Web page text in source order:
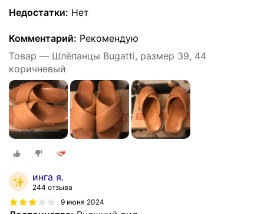
Недостатки: Нет
Комментарий: Рекомендую
Товар — Шлёпанцы Bugatti, размер 39, 44
коричневый
инга я.
244 отзыва
9 июня 2024